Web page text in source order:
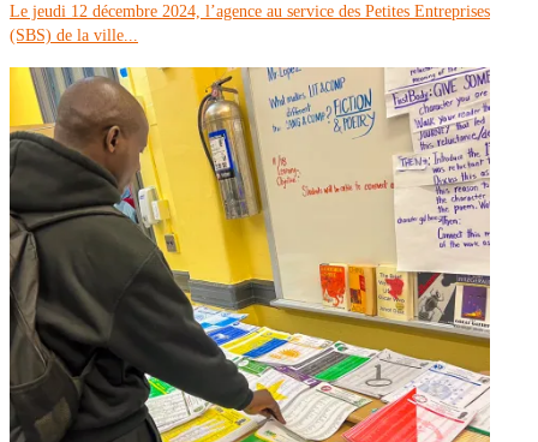
Le jeudi 12 décembre 2024, l’agence au service des Petites Entreprises
(SBS) de la ville...